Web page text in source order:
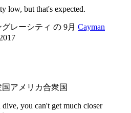
low, but that's expected.
レーシティ の 9月 Cayman
アメリカ合衆国
you can't get much closer